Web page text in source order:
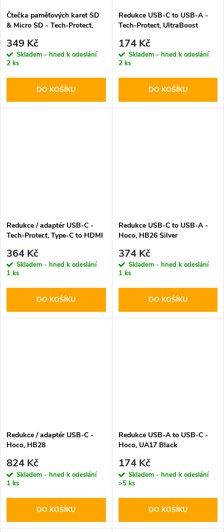
Čtečka paměťových karet SD
& Micro SD - Tech-Protect,
349 Kč
Skladem - hned k odeslání
2 ks
DO KOŠÍKU
Redukce USB-C to USB-A -
Tech-Protect, UltraBoost
174 Kč
Skladem - hned k odeslání
2 ks
DO KOŠÍKU
Redukce / adaptér USB-C -
Tech-Protect, Type-C to HDMI
364 Kč
Skladem - hned k odeslání
1 ks
DO KOŠÍKU
Redukce USB-C to USB-A -
Hoco, HB26 Silver
374 Kč
Skladem - hned k odeslání
1 ks
DO KOŠÍKU
Redukce / adaptér USB-C -
Hoco, HB28
824 Kč
Skladem - hned k odeslání
1 ks
DO KOŠÍKU
Redukce USB-A to USB-C -
Hoco, UA17 Black
174 Kč
Skladem - hned k odeslání
>5 ks
DO KOŠÍKU